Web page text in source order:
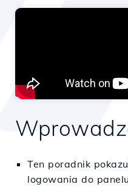
Ten poradnik
logowania do